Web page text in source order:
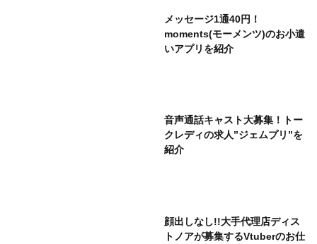
メッセージ1通40円！
moments(モーメンツ)のお小遣
いアプリを紹介
音声通話キャスト大募集！トー
クレディの求人”ジェムプリ”を
紹介
顔出しなし!!大手代理店ディス
トノアが募集するVtuberのお仕